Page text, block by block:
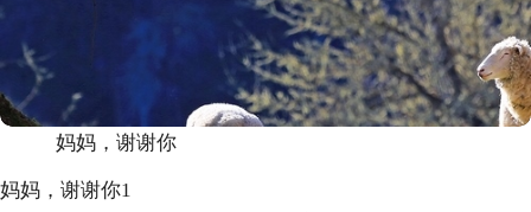
妈妈，谢谢你
妈妈，谢谢你1